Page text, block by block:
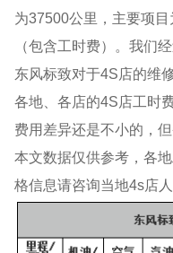
为37500公里，主要项
（包含工时费）。我们
东风标致对于4S店的维
各地、各店的4S店工时
费用差异还是不小的，
本文数据仅供参考，各
格信息请咨询当地4s店人